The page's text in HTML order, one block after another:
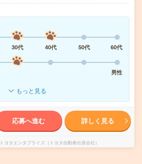
30代 40代 50代
60代
男性
もっと見る
応募へ進む 詳しく見る
ヨタエンタプライズ（トヨタ自動車出資会社）